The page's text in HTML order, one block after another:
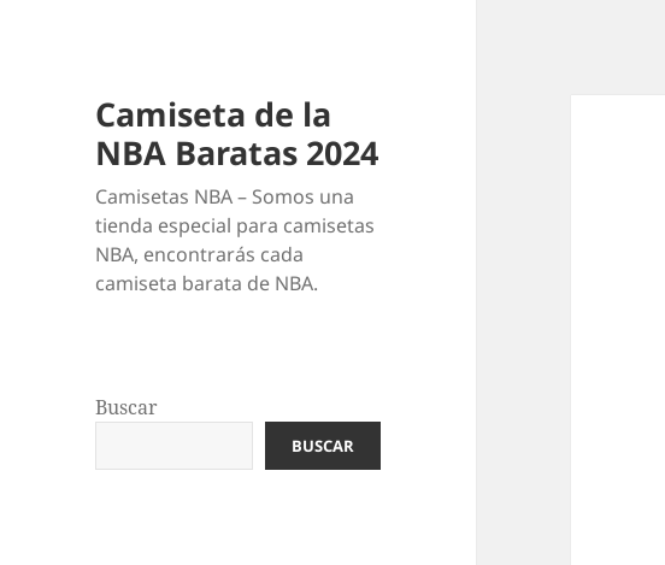
Camiseta de la
NBA Baratas 2024
Camisetas NBA – Somos una
tienda especial para camisetas
NBA, encontrarás cada
camiseta barata de NBA.
Buscar
BUSCAR